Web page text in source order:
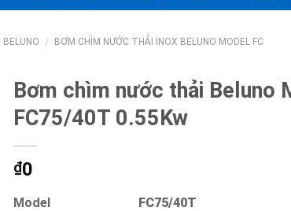
/ BƠM CHÌM NƯỚC THẢI INOX BELUNO MODEL FC
Bơm chìm nước thải Beluno
FC75/40T 0.55Kw
₫0
Model
FC75/40T